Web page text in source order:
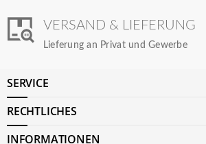
VERSAND & LIEFERUNG
Lieferung an Privat und Gewerbe
SERVICE
RECHTLICHES
INFORMATIONEN